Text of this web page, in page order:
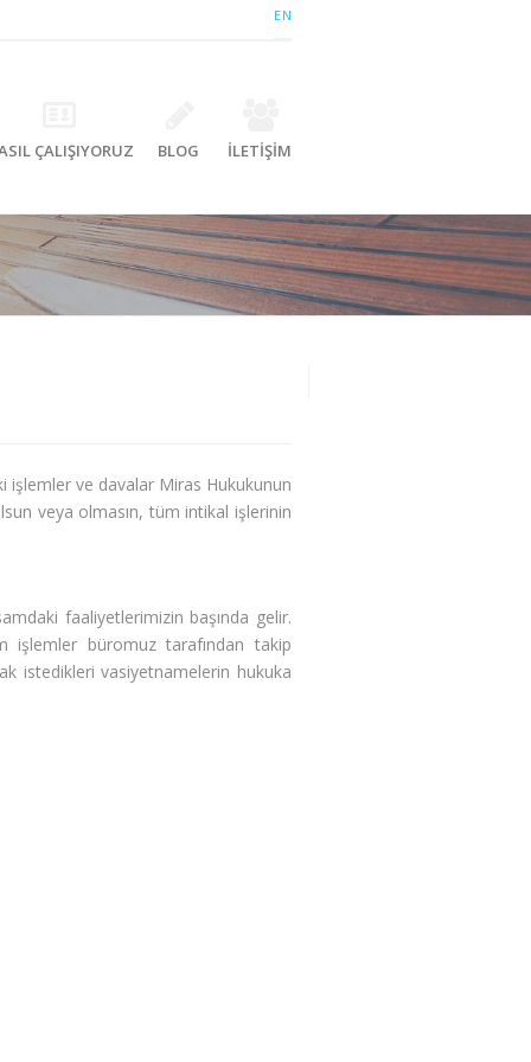
EN
ÇALIŞIYORUZ BLOG İLETİŞİM
işlemler ve davalar Miras Hukukunun
veya olmasın, tüm intikal işlerinin
faaliyetlerimizin başında gelir.
işlemler büromuz tarafından takip
istedikleri vasiyetnamelerin hukuka